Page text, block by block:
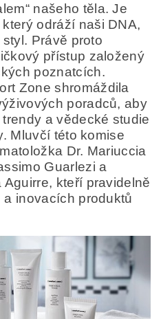
našeho těla. Je
odráží naši DNA,
Právě proto
přístup založený
poznatcích.
Zone shromáždila
poradců, aby
a vědecké studie
Mluvčí této komise
Dr. Mariuccia
Guarlezi a
kteří pravidelně
inovacích produktů